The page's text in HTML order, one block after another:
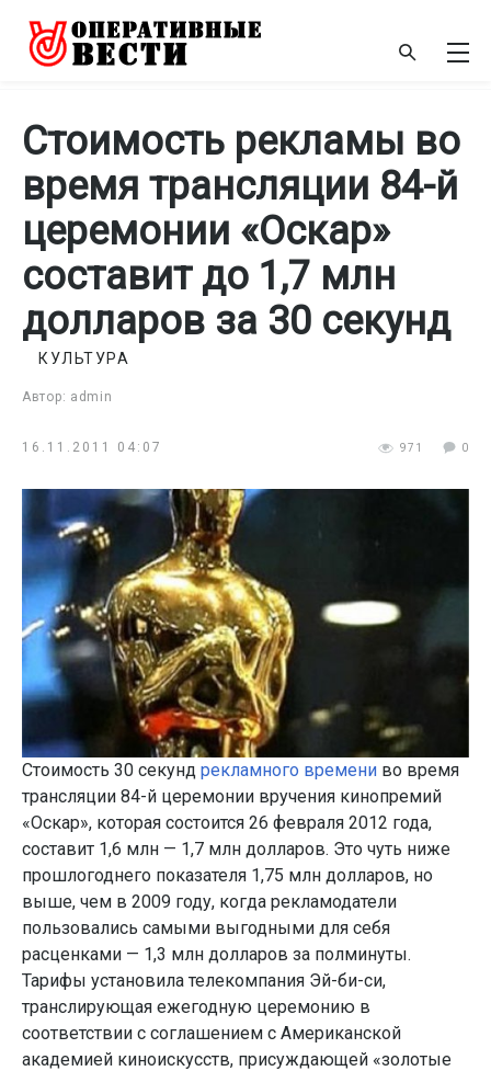
Стоимость рекламы во
время трансляции 84-й
церемонии «Оскар»
составит до 1,7 млн
долларов за 30 секунд
Автор: admin
КУЛЬТУРА
16.11.2011 04:07 971 0
Стоимость 30 секунд рекламного времени во время
трансляции 84-й церемонии вручения кинопремий
«Оскар», которая состоится 26 февраля 2012 года,
составит 1,6 млн — 1,7 млн долларов. Это чуть ниже
прошлогоднего показателя 1,75 млн долларов, но
выше, чем в 2009 году, когда рекламодатели
пользовались самыми выгодными для себя
расценками — 1,3 млн долларов за полминуты.
Тарифы установила телекомпания Эй-би-си,
транслирующая ежегодную церемонию в
соответствии с соглашением с Американской
академией киноискусств, присуждающей «золотые